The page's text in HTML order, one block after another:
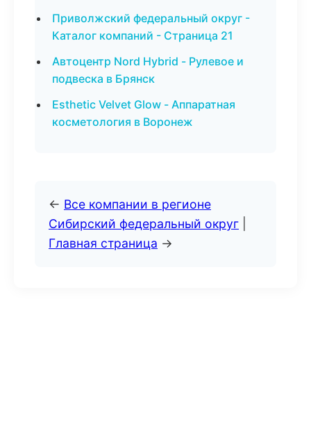
Приволжский федеральный округ -
Каталог компаний - Страница 21
Автоцентр Nord Hybrid - Рулевое и
подвеска в Брянск
Esthetic Velvet Glow - Аппаратная
косметология в Воронеж
← Все компании в регионе
Сибирский федеральный округ
Главная страница →